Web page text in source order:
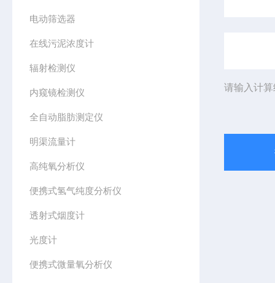
电动筛选器
在线污泥浓度计
辐射检测仪
内窥镜检测仪
全自动脂肪测定仪
明渠流量计
高纯氧分析仪
便携式氢气纯度分析仪
透射式烟度计
光度计
便携式微量氧分析仪
请输入计